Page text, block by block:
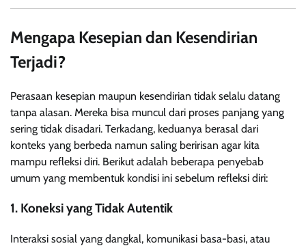
Mengapa Kesepian dan Kesendirian
Terjadi?
Perasaan kesepian maupun kesendirian tidak selalu datang
tanpa alasan. Mereka bisa muncul dari proses panjang yang
sering tidak disadari. Terkadang, keduanya berasal dari
konteks yang berbeda namun saling beririsan agar kita
mampu refleksi diri. Berikut adalah beberapa penyebab
umum yang membentuk kondisi ini sebelum refleksi diri:
1. Koneksi yang Tidak Autentik
Interaksi sosial yang dangkal, komunikasi basa-basi, atau